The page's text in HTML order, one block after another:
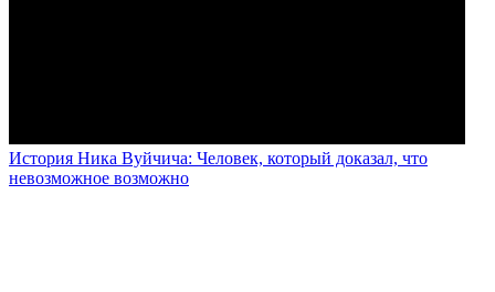
История Ника Вуйчича: Человек, который доказал, что
невозможное возможно